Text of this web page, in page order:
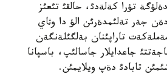
تؤرا كةلةدئ، حالقئ تئعئز
جةر تةلئمدةرئن الؤ دا وثاي
تاراپئنان بةلگئلةنگةن
جاعدايلار جاسالئپ، باسپانا
تابادئ دةپ ويلايمئن.